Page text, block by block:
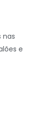
nas
e